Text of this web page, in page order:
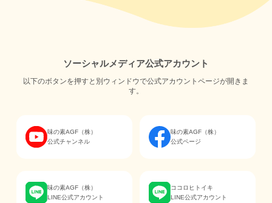
ソーシャルメディア公式アカウント
以下のボタンを押すと別ウィンドウで公式アカウントページが開きま
す。
味の素AGF（株）
公式チャンネル
味の素AGF（株）
公式ページ
味の素AGF（株）
LINE公式アカウント
ココロヒトイキ
LINE公式アカウント